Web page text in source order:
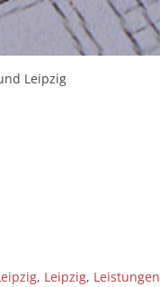
Leipzig
, Leipzig, Leistungen